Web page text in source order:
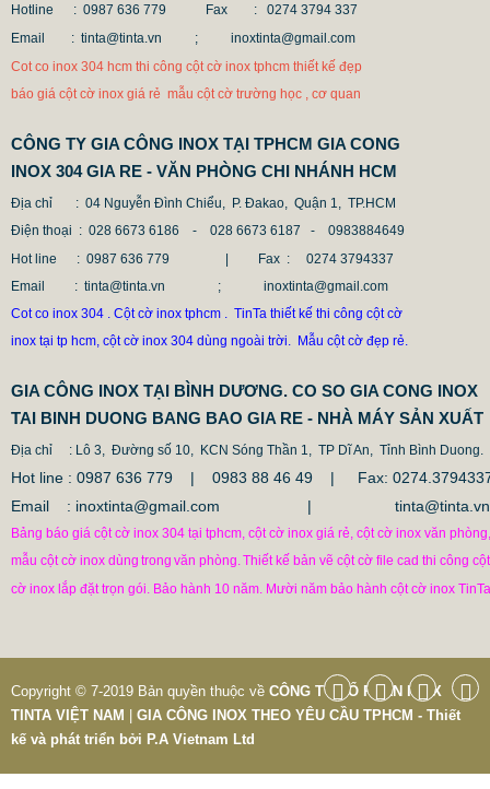
2.896.700 VNĐ 2.986.700 VNĐ
Hotline : 0987 636 779 Fax
: 0274 3794 337
Email : tinta@tinta.vn ;
inoxtinta@gmail.com
Cot co inox 304 hcm thi công cột cờ inox tphcm thiết kế đẹp
báo giá cột cờ inox giá rẻ mẫu cột cờ trường học , cơ quan
CÔNG TY GIA CÔNG INOX TẠI TPHCM GIA CONG
INOX 304 GIA RE - VĂN PHÒNG CHI NHÁNH HCM
Địa chỉ
: 04 Nguyễn Đình Chiểu, P. Đakao, Quận 1, TP.HCM
Điện thoại : 028 6673 6186 - 028 6673 6187 -
0983884649
Hot line
: 0987 636 779 | Fax :
0274 3794337
Email
: tinta@tinta.vn ; inoxtinta@gmail.com
Cot co inox 304 . Cột cờ inox tphcm . TinTa thiết kế thi công cột cờ
inox tại tp hcm, cột cờ inox 304 dùng ngoài trời. Mẫu cột cờ đẹp rẻ.
GIA CÔNG INOX TẠI BÌNH DƯƠNG. CO SO GIA CONG INOX
TAI BINH DUONG BANG BAO GIA RE - NHÀ MÁY SẢN XUẤT
Địa chỉ : Lô 3, Đường số 10, KCN Sóng Thần 1, TP Dĩ An, Tỉnh Bình Duong.
Hot line : 0987 636 779 | 0983 88 46 49 |
Fax:
Email : inoxtinta@gmail.com | tinta@tinta.vn
Bảng báo giá cột cờ inox 304 tại tphcm, cột cờ inox giá rẻ, cột cờ inox văn phòng,
mẫu cột cờ inox dùng trong văn phòng. Thiết kế bản vẽ cột cờ file cad thi công cột
cờ inox lắp đặt trọn gói. Bảo hành 10 năm. Mười năm bảo hành cột cờ inox
Copyright © 7-2019 Bản quyền thuộc về CÔNG TY CỔ PHẦN INOX
TINTA VIỆT NAM | GIA CÔNG INOX THEO YÊU CẦU TPHCM - Thiết
kế và phát triển bởi P.A Vietnam Ltd